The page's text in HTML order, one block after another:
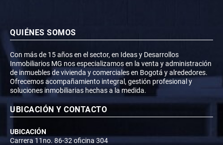
QUIÉNES SOMOS
Con más de 15 años en el sector, en Ideas y Desarrollos
Inmobiliarios MG nos especializamos en la venta y administración
de inmuebles de vivienda y comerciales en Bogotá y alrededores.
Ofrecemos acompañamiento integral, gestión profesional y
soluciones inmobiliarias hechas a la medida.
UBICACIÓN Y CONTACTO
UBICACIÓN
Carrera 11no. 86-32 oficina 304